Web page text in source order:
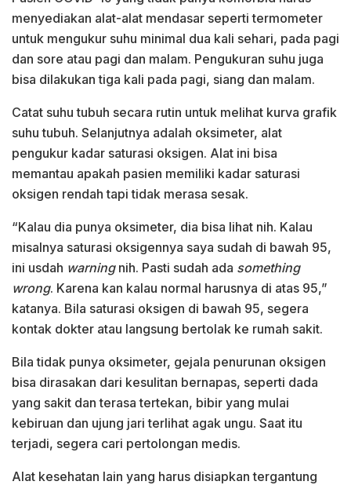
menyediakan alat-alat mendasar seperti termometer
untuk mengukur suhu minimal dua kali sehari, pada pagi
dan sore atau pagi dan malam. Pengukuran suhu juga
bisa dilakukan tiga kali pada pagi, siang dan malam.
Catat suhu tubuh secara rutin untuk melihat kurva grafik
suhu tubuh. Selanjutnya adalah oksimeter, alat
pengukur kadar saturasi oksigen. Alat ini bisa
memantau apakah pasien memiliki kadar saturasi
oksigen rendah tapi tidak merasa sesak.
“Kalau dia punya oksimeter, dia bisa lihat nih. Kalau
misalnya saturasi oksigennya saya sudah di bawah 95,
ini usdah warningnih. Pasti sudah ada something
wrong. Karena kan kalau normal harusnya di atas 95,”
katanya. Bila saturasi oksigen di bawah 95, segera
kontak dokter atau langsung bertolak ke rumah sakit.
Bila tidak punya oksimeter, gejala penurunan oksigen
bisa dirasakan dari kesulitan bernapas, seperti dada
yang sakit dan terasa tertekan, bibir yang mulai
kebiruan dan ujung jari terlihat agak ungu. Saat itu
terjadi, segera cari pertolongan medis.
Alat kesehatan lain yang harus disiapkan tergantung